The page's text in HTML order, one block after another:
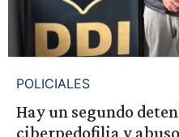
POLICIALES
Hay un segundo
ciberpedofilia y